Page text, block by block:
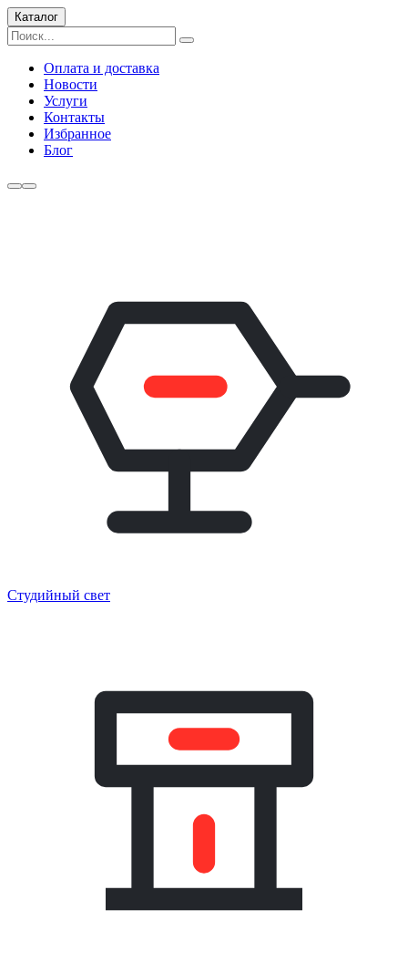
Каталог
Оплата и доставка
Новости
Услуги
Контакты
Избранное
Блог
Студийный свет